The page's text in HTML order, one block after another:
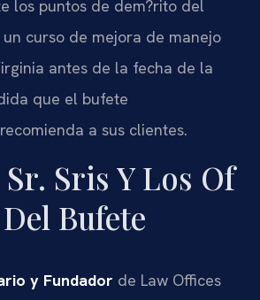
los puntos de dem?rito del
curso de mejora de manejo
antes de la fecha de la
que el bufete
a sus clientes.
Sris Y Los Of
Bufete
y Fundador de Law Offices